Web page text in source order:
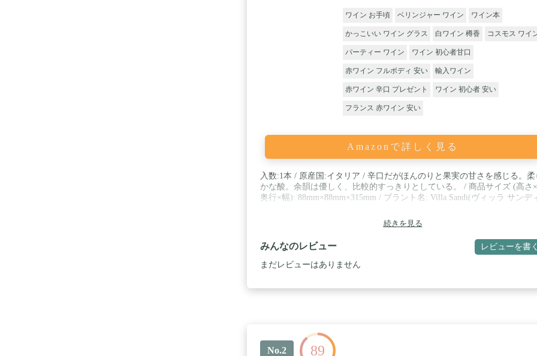
ワイン お手頃 ベリンジャー ワイン ワイン本
かっこいい ワイン グラス 白ワイン 樽香 コスモス ワイ
パーティー ワイン ワイン 初心者甘口
赤ワイン フルボディ 安い 輸入ワイン
赤ワイン 辛口 プレゼント ワイン 初心者 安い
フランス 赤ワイン 安い
Amazonで詳しく見る
入数:1本 / 原産国:イタリア / 辛口だがほんのりと果実の甘さを感じる。柔
かな酸。余韻は優しく、比較的すっきりとしている。 / 商品サイズ (高さ×
奥行×幅): 88mm×88mm×315mm / ブラント名: Villa Sandi(ヴィッラ サンデ
続きを見る
みんなのレビュー レビューを書く
まだレビューはありません
No.2 89